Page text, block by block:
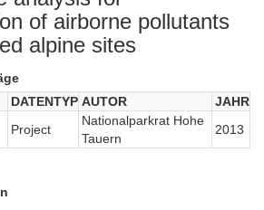
of airborne pollutants
alpine sites
DATENTYP AUTOR
JAHR
Project
Nationalparkrat Hohe
Tauern
2013